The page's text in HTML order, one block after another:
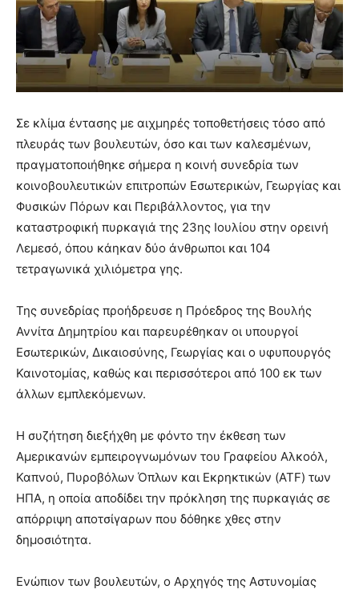
Σε κλίμα έντασης με αιχμηρές τοποθετήσεις τόσο από
πλευράς των βουλευτών, όσο και των καλεσμένων,
πραγματοποιήθηκε σήμερα η κοινή συνεδρία των
κοινοβουλευτικών επιτροπών Εσωτερικών, Γεωργίας και
Φυσικών Πόρων και Περιβάλλοντος, για την
καταστροφική πυρκαγιά της 23ης Ιουλίου στην ορεινή
Λεμεσό, όπου κάηκαν δύο άνθρωποι και 104
τετραγωνικά χιλιόμετρα γης.
Της συνεδρίας προήδρευσε η Πρόεδρος της Βουλής
Αννίτα Δημητρίου και παρευρέθηκαν οι υπουργοί
Εσωτερικών, Δικαιοσύνης, Γεωργίας και ο υφυπουργός
Καινοτομίας, καθώς και περισσότεροι από 100 εκ των
άλλων εμπλεκόμενων.
Η συζήτηση διεξήχθη με φόντο την έκθεση των
Αμερικανών εμπειρογνωμόνων του Γραφείου Αλκοόλ,
Καπνού, Πυροβόλων Όπλων και Εκρηκτικών (ATF) των
ΗΠΑ, η οποία αποδίδει την πρόκληση της πυρκαγιάς σε
απόρριψη αποτσίγαρων που δόθηκε χθες στην
δημοσιότητα.
Ενώπιον των βουλευτών, ο Αρχηγός της Αστυνομίας